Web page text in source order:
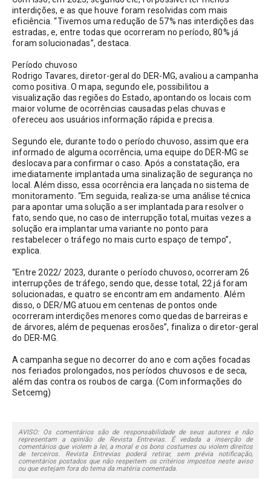
interdições, e as que houve foram resolvidas com mais
eficiência. “Tivemos uma redução de 57% nas interdições das
estradas, e, entre todas que ocorreram no período, 80% já
foram solucionadas”, destaca.
Período chuvoso
Rodrigo Tavares, diretor-geral do DER-MG, avaliou a campanha
como positiva. O mapa, segundo ele, possibilitou a
visualização das regiões do Estado, apontando os locais com
maior volume de ocorrências causadas pelas chuvas e
ofereceu aos usuários informação rápida e precisa.
Segundo ele, durante todo o período chuvoso, assim que era
informado de alguma ocorrência, uma equipe do DER-MG se
deslocava para confirmar o caso. Após a constatação, era
imediatamente implantada uma sinalização de segurança no
local. Além disso, essa ocorrência era lançada no sistema de
monitoramento. “Em seguida, realiza-se uma análise técnica
para apontar uma solução a ser implantada para resolver o
fato, sendo que, no caso de interrupção total, muitas vezes a
solução era implantar uma variante no ponto para
restabelecer o tráfego no mais curto espaço de tempo”,
explica.
“Entre 2022/ 2023, durante o período chuvoso, ocorreram 26
interrupções de tráfego, sendo que, desse total, 22 já foram
solucionadas, e quatro se encontram em andamento. Além
disso, o DER/MG atuou em centenas de pontos onde
ocorreram interdições menores como quedas de barreiras e
de árvores, além de pequenas erosões”, finaliza o diretor-geral
do DER-MG.
A campanha segue no decorrer do ano e com ações focadas
nos feriados prolongados, nos períodos chuvosos e de seca,
além das contra os roubos de carga. (Com informações do
Setcemg)
AVISO: Os comentários são de responsabilidade de seus autores e não
representam a opinião de Revista Entrevias. É vedada a inserção de
comentários que violem a lei, a moral e os bons costumes ou violem direitos
de terceiros. Revista Entrevias poderá retirar, sem prévia notificação,
comentários postados que não respeitem os critérios impostos neste aviso
ou que estejam fora do tema da matéria comentada.